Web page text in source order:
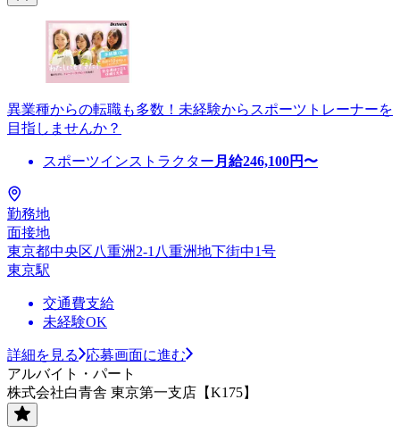
異業種からの転職も多数！未経験からスポーツトレーナーを
目指しませんか？
スポーツインストラクター 月給246,100円〜
勤務地
面接地
東京都中央区八重洲2-1八重洲地下街中1号
東京駅
交通費支給
未経験OK
詳細を見る
応募画面に進む
アルバイト・パート
株式会社白青舎 東京第一支店【K175】